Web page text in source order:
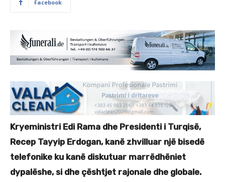
Facebook
Kryeministri Edi Rama dhe Presidenti i Turqisë,
Recep Tayyip Erdogan, kanë zhvilluar një bisedë
telefonike ku kanë diskutuar marrëdhëniet
dypalëshe, si dhe çështjet rajonale dhe globale.